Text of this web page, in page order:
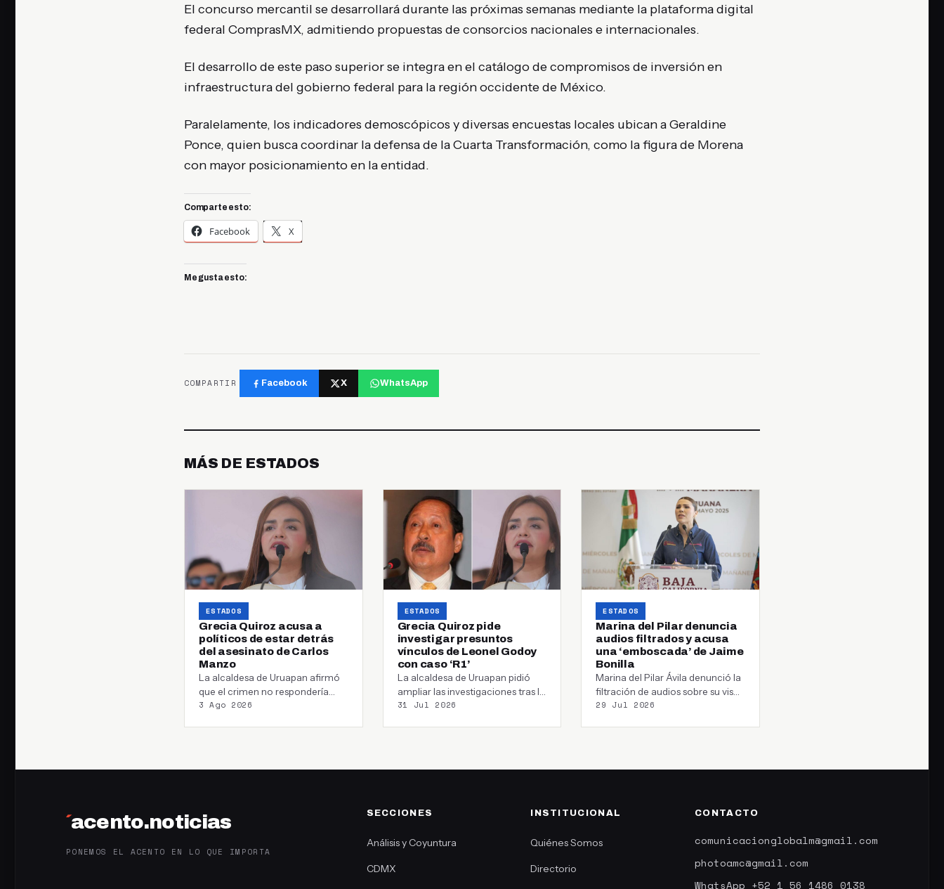
El concurso mercantil se desarrollará durante las próximas semanas mediante la plataforma digital
federal ComprasMX, admitiendo propuestas de consorcios nacionales e internacionales.
El desarrollo de este paso superior se integra en el catálogo de compromisos de inversión en
infraestructura del gobierno federal para la región occidente de México.
Paralelamente, los indicadores demoscópicos y diversas encuestas locales ubican a Geraldine
Ponce, quien busca coordinar la defensa de la Cuarta Transformación, como la figura de Morena
con mayor posicionamiento en la entidad.
Comparte esto:
Facebook X
Me gusta esto:
COMPARTIR Facebook X WhatsApp
MÁS DE ESTADOS
ESTADOS
Grecia Quiroz acusa a
políticos de estar detrás
del asesinato de Carlos
Manzo
La alcaldesa de Uruapan afirmó
que el crimen no respondería
únicamente a la delincuencia
3 Ago 2026
ESTADOS
Grecia Quiroz pide
investigar presuntos
vínculos de Leonel Godoy
con caso ‘R1’
La alcaldesa de Uruapan pidió
ampliar las investigaciones tras la
detención de Ramón Ángel “N”,
31 Jul 2026
ESTADOS
Marina del Pilar denuncia
audios filtrados y acusa
una ‘emboscada’ de Jaime
Bonilla
Marina del Pilar Ávila denunció la
filtración de audios sobre su visa
y señaló al exgobernador…
29 Jul 2026
´acento.noticias
PONEMOS EL ACENTO EN LO QUE IMPORTA
SECCIONES
Análisis y Coyuntura
CDMX
INSTITUCIONAL
Quiénes Somos
Directorio
CONTACTO
comunicacionglobalm@gmail.com
photoamc@gmail.com
WhatsApp +52 1 56 1486 0138